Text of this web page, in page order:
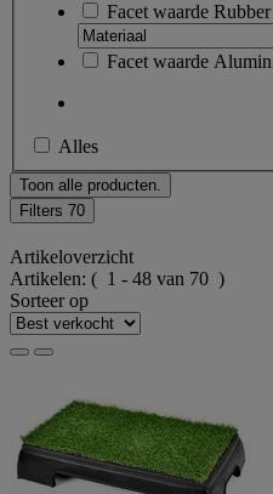
Facet waarde Rubber
Facet waarde
Alles
Toon alle producten.
Filters 70
Artikeloverzicht
Artikelen: ( 1 - 48 van 70 )
Sorteer op